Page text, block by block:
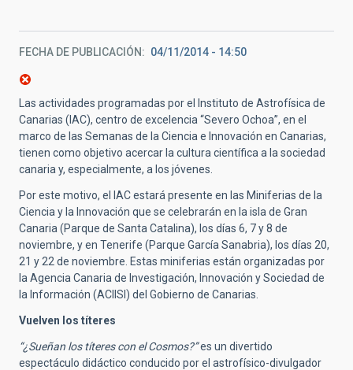
FECHA DE PUBLICACIÓN 04/11/2014 - 14:50
Las actividades programadas por el Instituto de Astrofísica de
Canarias (IAC), centro de excelencia “Severo Ochoa”, en el
marco de las Semanas de la Ciencia e Innovación en Canarias,
tienen como objetivo acercar la cultura científica a la sociedad
canaria y, especialmente, a los jóvenes.
Por este motivo, el IAC estará presente en las Miniferias de la
Ciencia y la Innovación que se celebrarán en la isla de Gran
Canaria (Parque de Santa Catalina), los días 6, 7 y 8 de
noviembre, y en Tenerife (Parque García Sanabria), los días 20,
21 y 22 de noviembre. Estas miniferias están organizadas por
la Agencia Canaria de Investigación, Innovación y Sociedad de
la Información (ACIISI) del Gobierno de Canarias.
Vuelven los títeres
“¿Sueñan los títeres con el Cosmos?”es un divertido
espectáculo didáctico conducido por el astrofísico-divulgador